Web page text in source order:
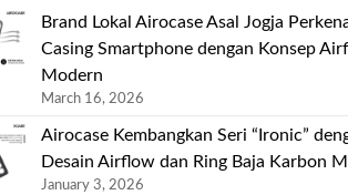
Brand Lokal Airocase Asal Jogja
Casing Smartphone dengan Konsep
Modern
March 16, 2026
Airocase Kembangkan Seri “Ironic”
Desain Airflow dan Ring Baja Karbon
January 3, 2026